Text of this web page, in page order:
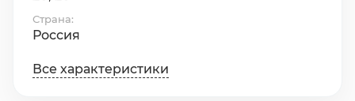
Страна
Россия
Все характеристики